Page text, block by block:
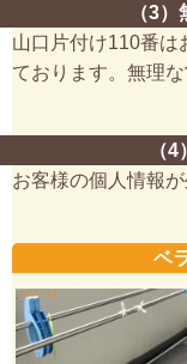
（3
山口片付け110番は
ております。無理
（
お客様の個人情報
ベ